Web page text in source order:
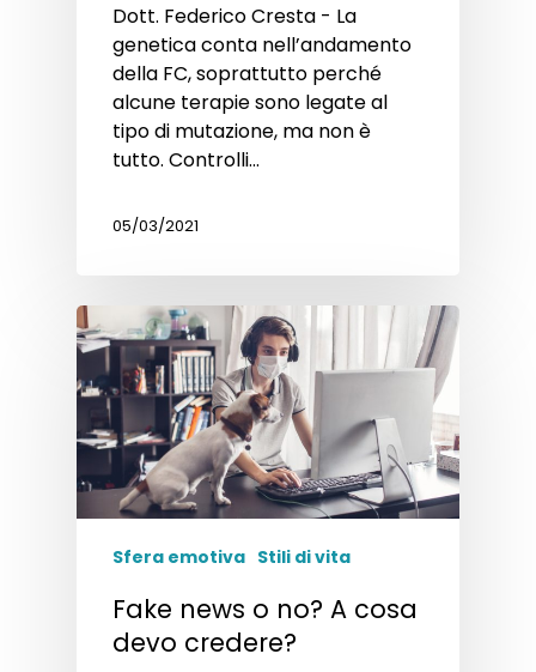
Dott. Federico Cresta - La
genetica conta nell’andamento
della FC, soprattutto perché
alcune terapie sono legate al
tipo di mutazione, ma non è
tutto. Controlli…
05/03/2021
Sfera emotiva Stili di vita
Fake news o no? A cosa
devo credere?